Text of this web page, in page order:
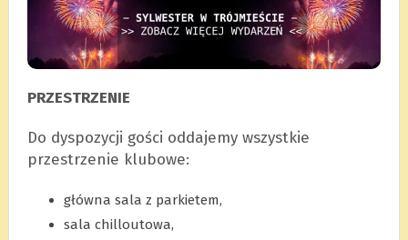
PRZESTRZENIE
Do dyspozycji gości oddajemy wszystkie
przestrzenie klubowe:
główna sala z parkietem,
sala chilloutowa,